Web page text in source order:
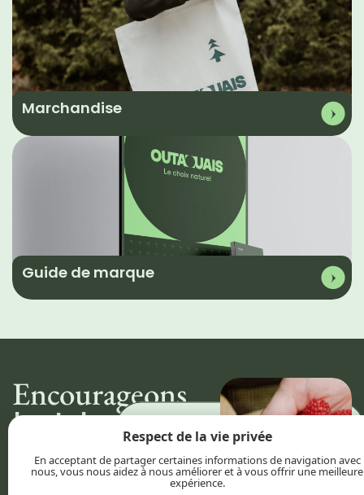
Marchandise
Guide de marque
Encourageons
les talents
Fiers de nos commerces, de nos
Découvrir
Respect de la vie privée
En acceptant de partager certaines informations de navigation avec
nous, vous nous aidez à nous améliorer et à vous offrir une meilleure
expérience.